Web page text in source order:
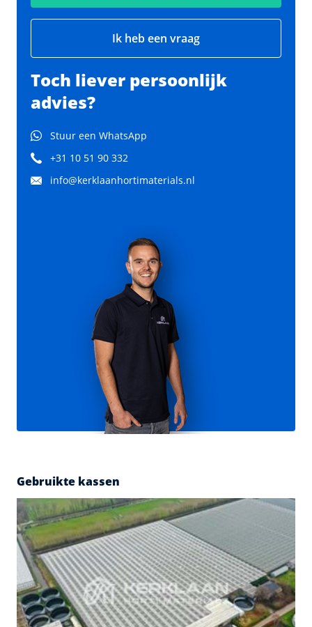
Ik heb een vraag
Toch liever persoonlijk
advies?
Stuur een WhatsApp
+31 10 51 90 332
info@kerklaanhortimaterials.nl
Gebruikte kassen